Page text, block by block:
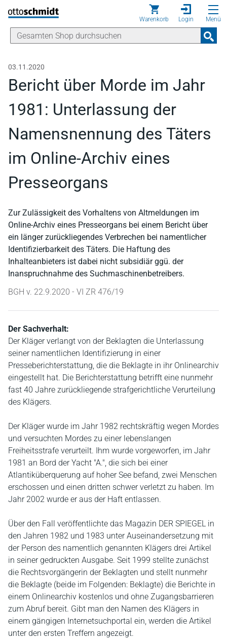
Direkt zum Inhalt
Warenkorb Login Menü
03.11.2020
Bericht über Morde im Jahr
1981: Unterlassung der
Namensnennung des Täters
im Online-Archiv eines
Presseorgans
Zur Zulässigkeit des Vorhaltens von Altmeldungen im
Online-Archiv eines Presseorgans bei einem Bericht über
ein länger zurückliegendes Verbrechen bei namentlicher
Identifizierbarkeit des Täters. Die Haftung des
Inhalteanbieters ist dabei nicht subsidiär ggü. der
Inanspruchnahme des Suchmaschinenbetreibers.
BGH v. 22.9.2020 - VI ZR 476/19
Der Sachverhalt:
Der Kläger verlangt von der Beklagten die Unterlassung
seiner namentlichen Identifizierung in einer
Presseberichterstattung, die die Beklagte in ihr Onlinearchiv
eingestellt hat. Die Berichterstattung betrifft eine nunmehr
fast 40 Jahre zurückliegende strafgerichtliche Verurteilung
des Klägers.
Der Kläger wurde im Jahr 1982 rechtskräftig wegen Mordes
und versuchten Mordes zu einer lebenslangen
Freiheitsstrafe verurteilt. Ihm wurde vorgeworfen, im Jahr
1981 an Bord der Yacht "A.", die sich bei einer
Atlantiküberquerung auf hoher See befand, zwei Menschen
erschossen und einen dritten schwer verletzt zu haben. Im
Jahr 2002 wurde er aus der Haft entlassen.
Über den Fall veröffentlichte das Magazin DER SPIEGEL in
den Jahren 1982 und 1983 unter Auseinandersetzung mit
der Person des namentlich genannten Klägers drei Artikel
in seiner gedruckten Ausgabe. Seit 1999 stellte zunächst
die Rechtsvorgängerin der Beklagten und stellt nunmehr
die Beklagte (beide im Folgenden: Beklagte) die Berichte in
einem Onlinearchiv kostenlos und ohne Zugangsbarrieren
zum Abruf bereit. Gibt man den Namen des Klägers in
einem gängigen Internetsuchportal ein, werden die Artikel
unter den ersten Treffern angezeigt.